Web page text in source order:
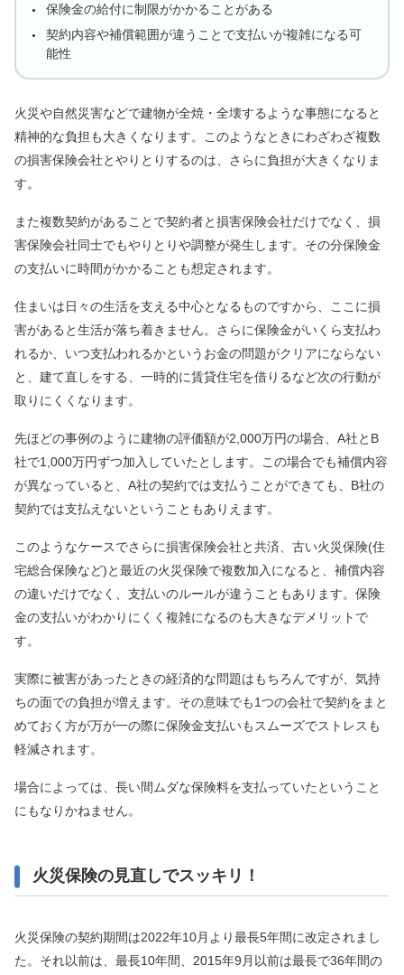
保険金の給付に制限がかかることがある
契約内容や補償範囲が違うことで支払いが複雑になる可
能性
火災や自然災害などで建物が全焼・全壊するような事態になると
精神的な負担も大きくなります。このようなときにわざわざ複数
の損害保険会社とやりとりするのは、さらに負担が大きくなりま
す。
また複数契約があることで契約者と損害保険会社だけでなく、損
害保険会社同士でもやりとりや調整が発生します。その分保険金
の支払いに時間がかかることも想定されます。
住まいは日々の生活を支える中心となるものですから、ここに損
害があると生活が落ち着きません。さらに保険金がいくら支払わ
れるか、いつ支払われるかというお金の問題がクリアにならない
と、建て直しをする、一時的に賃貸住宅を借りるなど次の行動が
取りにくくなります。
先ほどの事例のように建物の評価額が2,000万円の場合、A社とB
社で1,000万円ずつ加入していたとします。この場合でも補償内容
が異なっていると、A社の契約では支払うことができても、B社の
契約では支払えないということもありえます。
このようなケースでさらに損害保険会社と共済、古い火災保険(住
宅総合保険など)と最近の火災保険で複数加入になると、補償内容
の違いだけでなく、支払いのルールが違うこともあります。保険
金の支払いがわかりにくく複雑になるのも大きなデメリットで
す。
実際に被害があったときの経済的な問題はもちろんですが、気持
ちの面での負担が増えます。その意味でも1つの会社で契約をまと
めておく方が万が一の際に保険金支払いもスムーズでストレスも
軽減されます。
場合によっては、長い間ムダな保険料を支払っていたということ
にもなりかねません。
火災保険の見直しでスッキリ！
火災保険の契約期間は2022年10月より最長5年間に改定されまし
た。それ以前は、最長10年間、2015年9月以前は最長で36年間の